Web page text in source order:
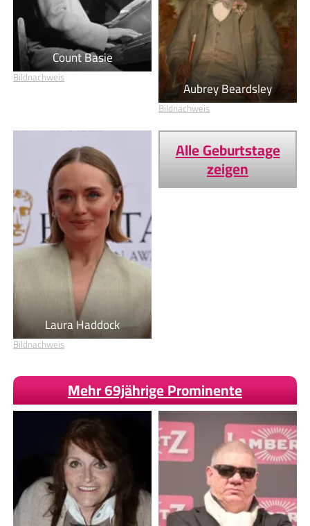
Count Basie
Bildnachweis
Aubrey Beardsley
Bildnachweis
Laura Haddock
Bildnachweis
Alle Geburtstage
zeigen
Mehr 69jährige Prominente